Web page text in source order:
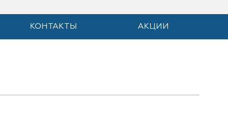
КОНТАКТЫ АКЦИИ